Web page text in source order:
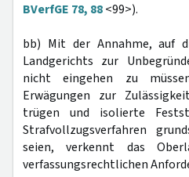
BVerfGE 78, 88<99>).
bb) Mit der Annahme, auf
Landgerichts zur
nicht eingehen zu
Erwägungen zur
trügen und isolierte
Strafvollzugsverfahren
seien, verkennt das
verfassungsrechtlichen